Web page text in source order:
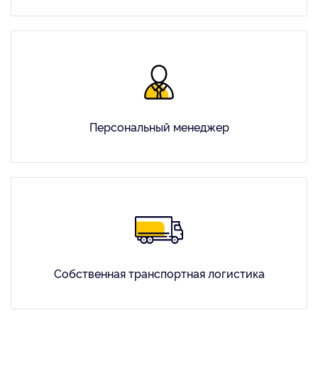
Персональный менеджер
Собственная транспортная логистика